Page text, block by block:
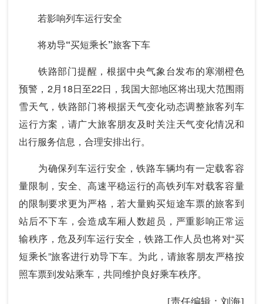
若影响列车运行安全
将劝导“买短乘长”旅客下车
铁路部门提醒，根据中央气象台发布的寒潮橙色
预警，2月18日至22日，我国大部地区将出现大范围雨
雪天气，铁路部门将根据天气变化动态调整旅客列车
运行方案，请广大旅客朋友及时关注天气变化情况和
出行服务信息，合理安排出行。
为确保列车运行安全，铁路车辆均有一定载客容
量限制，安全、高速平稳运行的高铁列车对载客容量
的限制要求更为严格，若大量购买短途车票的旅客到
站后不下车，会造成车厢人数超员，严重影响正常运
输秩序，危及列车运行安全，铁路工作人员也将对“买
短乘长”旅客进行劝导下车。为此，请旅客朋友严格按
照车票到发站乘车，共同维护良好乘车秩序。
[责任编辑：刘海]